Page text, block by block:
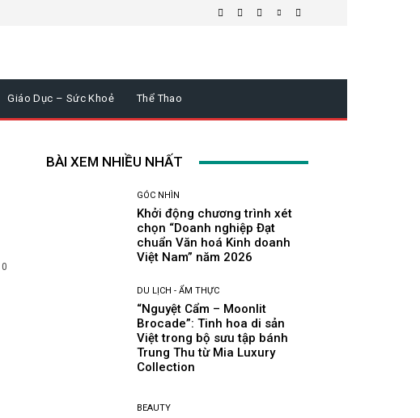
Giáo Dục – Sức Khoẻ Thể Thao
0
BÀI XEM NHIỀU NHẤT
GÓC NHÌN
Khởi động chương trình xét
chọn “Doanh nghiệp Đạt
chuẩn Văn hoá Kinh doanh
Việt Nam” năm 2026
DU LỊCH - ẨM THỰC
“Nguyệt Cẩm – Moonlit
Brocade”: Tinh hoa di sản
Việt trong bộ sưu tập bánh
Trung Thu từ Mia Luxury
Collection
BEAUTY